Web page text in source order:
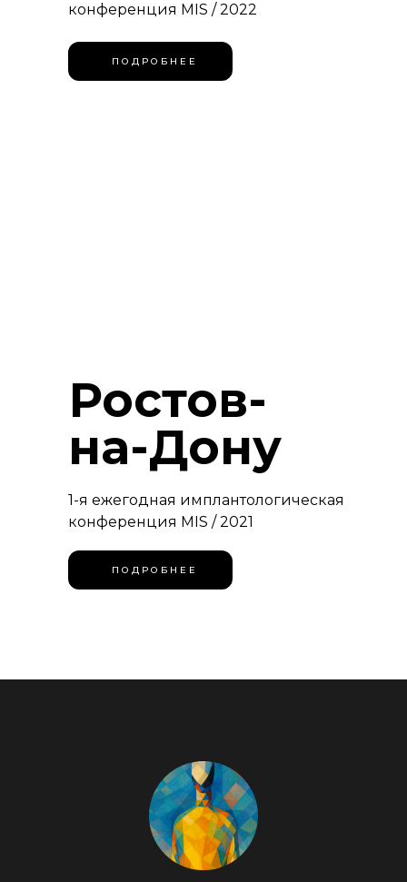
1-я ежегодная имплантологическая
конференция MIS / 2021
Ростов-
на-Дону
П О Д Р О Б Н Е Е
конференция MIS / 2022
П О Д Р О Б Н Е Е